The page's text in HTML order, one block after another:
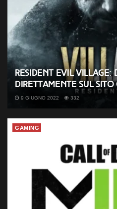
Resident Evil Village:
direttamente sul sito
9 GIUGNO 2022 332
GAMING